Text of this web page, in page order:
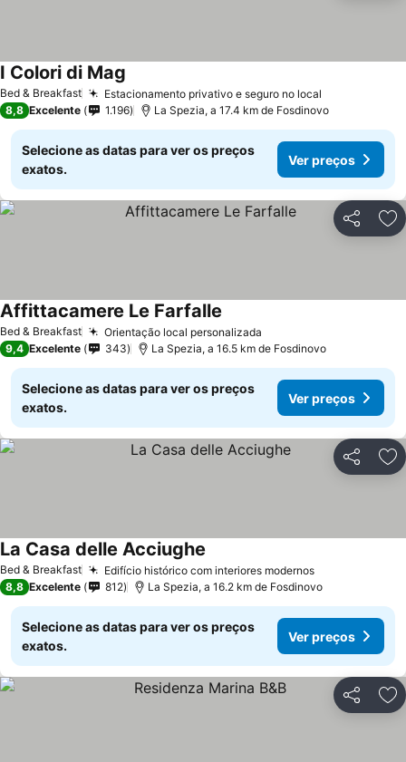
Bed & Breakfast Estacionamento privativo e seguro no local
I Colori di Mag
8,8 Excelente 1.196 La Spezia, a 17.4 km de Fosdinovo
Selecione as datas para ver os preços
exatos.
Ver preços
Partilhar
Bed & Breakfast Orientação local personalizada
Affittacamere Le Farfalle
9,4 Excelente 343 La Spezia, a 16.5 km de Fosdinovo
Selecione as datas para ver os preços
exatos.
Ver preços
Partilhar
Bed & Breakfast Edifício histórico com interiores modernos
La Casa delle Acciughe
8,8 Excelente 812 La Spezia, a 16.2 km de Fosdinovo
Selecione as datas para ver os preços
exatos.
Ver preços
Partilhar